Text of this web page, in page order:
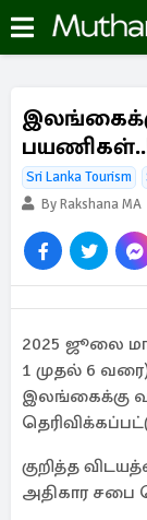
இலங்கைக்கு
Sri Lanka Tourism
By Rakshana MA
2025 ஜூலை
1 முதல் 6
இலங்கைக்கு
குறித்த
அதிகார சபை